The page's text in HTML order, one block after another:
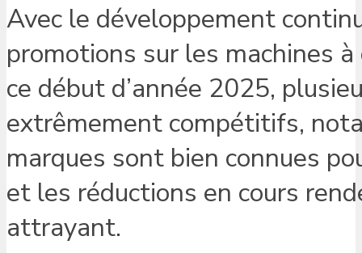
Avec le développement
promotions sur les machines
ce début d’année 2025,
extrêmement compétitifs,
marques sont bien connues
et les réductions en cours
attrayant.